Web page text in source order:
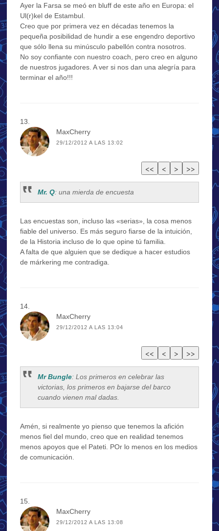
Ayer la Farsa se meó en bluff de este año en Europa: el
Ul(r)kel de Estambul.
Creo que por primera vez en décadas tenemos la
pequeña posibilidad de hundir a ese engendro deportivo
que sólo llena su minúsculo pabellón contra nosotros.
No soy confiante con nuestro coach, pero creo en alguno
de nuestros jugadores. A ver si nos dan una alegría para
terminar el año!!!
MaxCherry
29/12/2012 A LAS 13:02
Mr. Q: una mierda de encuesta
Las encuestas son, incluso las «serias», la cosa menos
fiable del universo. Es más seguro fiarse de la intuición,
de la Historia incluso de lo que opine tú familia.
A falta de que alguien que se dedique a hacer estudios
de márkering me contradiga.
MaxCherry
29/12/2012 A LAS 13:04
Mr Bungle: Los primeros en celebrar las
victorias, los primeros en bajarse del barco
cuando vienen mal dadas.
Amén, si realmente yo pienso que tenemos la afición
menos fiel del mundo, creo que en realidad tenemos
menos apoyos que el Pateti. POr lo menos en los medios
de comunicación.
MaxCherry
29/12/2012 A LAS 13:08